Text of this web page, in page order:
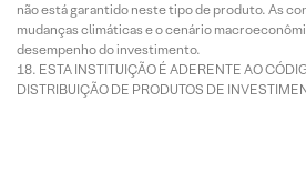
não está garantido neste tipo de produto. As
mudanças climáticas e o cenário
desempenho do investimento.
ESTA INSTITUIÇÃO É ADERENTE AO
DISTRIBUIÇÃO DE PRODUTOS DE